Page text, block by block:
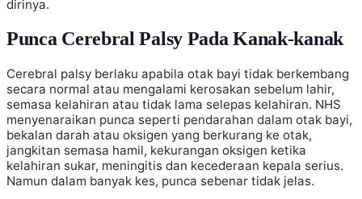
dirinya.
Punca Cerebral Palsy Pada Kanak-kanak
Cerebral palsy berlaku apabila otak bayi tidak berkembang
secara normal atau mengalami kerosakan sebelum lahir,
semasa kelahiran atau tidak lama selepas kelahiran. NHS
menyenaraikan punca seperti pendarahan dalam otak bayi,
bekalan darah atau oksigen yang berkurang ke otak,
jangkitan semasa hamil, kekurangan oksigen ketika
kelahiran sukar, meningitis dan kecederaan kepala serius.
Namun dalam banyak kes, punca sebenar tidak jelas.